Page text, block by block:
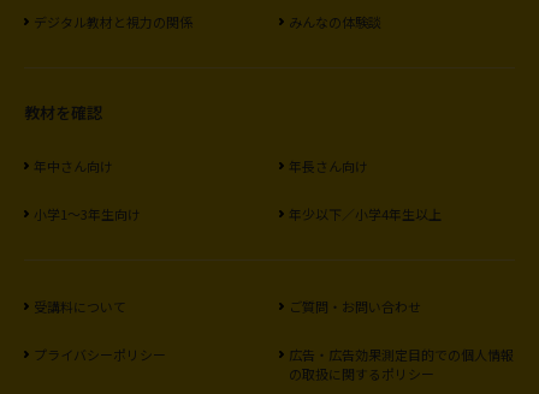
デジタル教材と視力の関係 みんなの体験談
教材を確認
年中さん向け 年長さん向け
小学1〜3年生向け 年少以下／小学4年生以上
受講料について ご質問・お問い合わせ
プライバシーポリシー 広告・広告効果測定目的での個人情報
の取扱に関するポリシー